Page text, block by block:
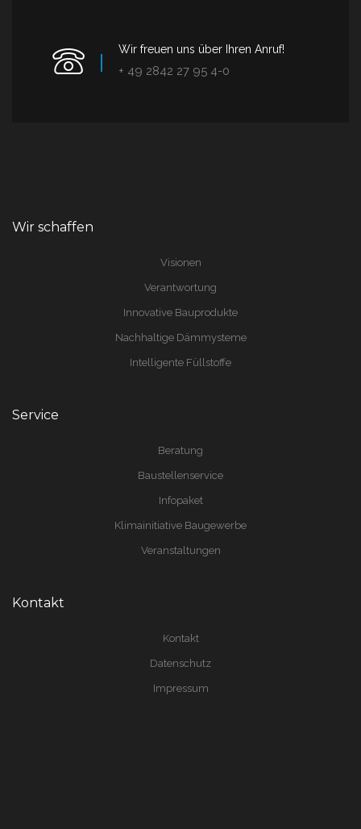
Wir freuen uns über Ihren Anruf!
+ 49 2842 27 95 4-0
Wir schaffen
Visionen
Verantwortung
Innovative Bauprodukte
Nachhaltige Dämmysteme
Intelligente Füllstoffe
Service
Beratung
Baustellenservice
Infopaket
Klimainitiative Baugewerbe
Veranstaltungen
Kontakt
Kontakt
Datenschutz
Impressum